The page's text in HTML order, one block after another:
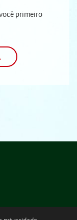
primeiro